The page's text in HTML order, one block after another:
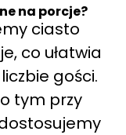
na porcje?
ciasto
co ułatwia
gości.
tym przy